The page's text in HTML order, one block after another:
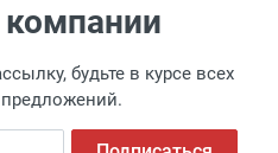
для Вас самый
регионам России от 1
компании
будьте в курсе всех